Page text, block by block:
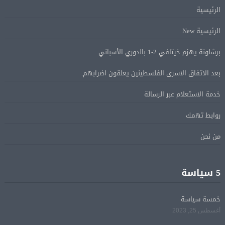
على روسيا لوقف الحرب بأوكرانيا
البيان الختامى لاجتماع عمّان الوزارى يدين الإجراءات
الإسرائيلية بالقدس.. ويطلق تحركا دوليا لوقفها
ترامب: مضيق هرمز سيفتح قريبًا أو ستواجه إيران ضربة
قاسية
الكامل مع اليونان في مواجهة تداعيات حرائق الغابات
الرئيس السيسى يستقبل ملك البحرين فى مطار العلمين
فى زيارة لتعزيز أواصر الأخوة الراسخة بين البلدين
الرئيسية
الرئيسية New
برشلونة يهزم خيتافي 2-1 بالدوري الأسباني
بعد الاتفاق الاسرى الفلسطينين يعلقون اضرابهم.
خدمة الاستعلام عبر الرسالة
روابط تهمك
من نحن
5 سياسة
خمسة سياسة
أغسطس 25, 2023